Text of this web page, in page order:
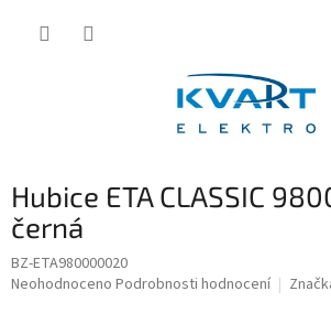
Hubice ETA CLASSIC
černá
BZ-ETA980000020
Průměrné
Neohodnoceno Podrobnosti hodnocení